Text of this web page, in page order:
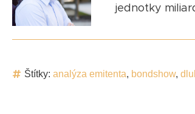
jednotky
Štítky: analýza emitenta, bondshow,